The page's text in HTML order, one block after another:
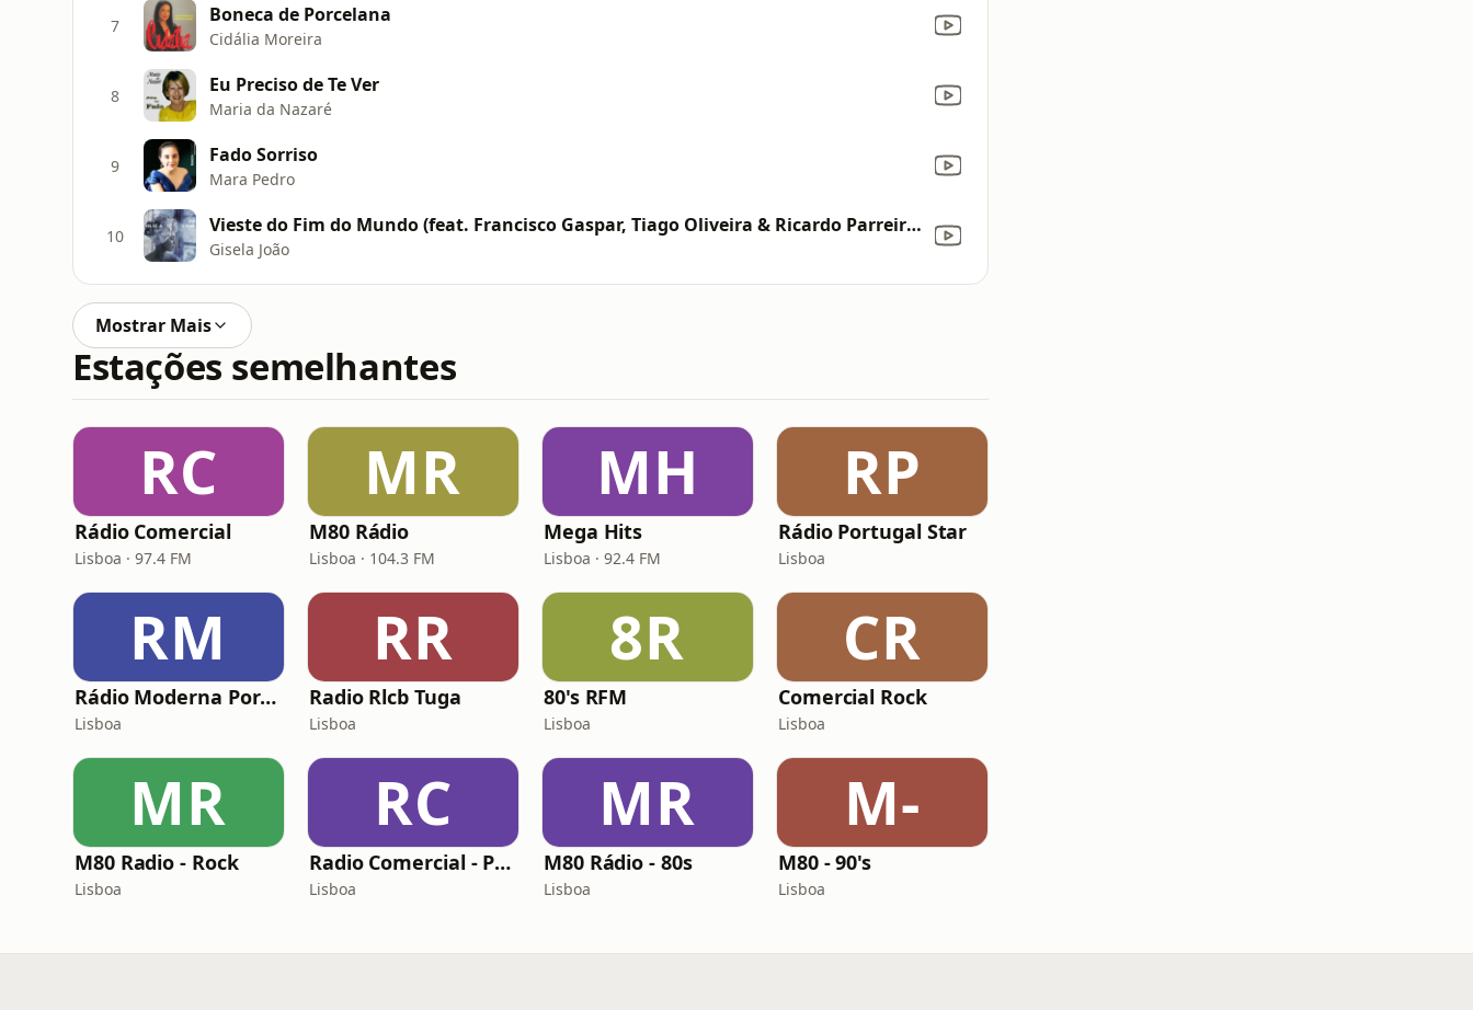
7 Boneca de Porcelana
Cidália Moreira
8 Eu Preciso de Te Ver
Maria da Nazaré
9 Fado Sorriso
Mara Pedro
10 Vieste do Fim do Mundo (feat. Francisco Gaspar, Tiago Oliveira & Ricardo Parreira)
Gisela João
Mostrar Mais
Estações semelhantes
RC
Rádio Comercial
Lisboa · 97.4 FM
MR
M80 Rádio
Lisboa · 104.3 FM
MH
Mega Hits
Lisboa · 92.4 FM
RP
Rádio Portugal Star
Lisboa
RM
Rádio Moderna Portugal
Lisboa
RR
Radio Rlcb Tuga
Lisboa
8R
80's RFM
Lisboa
CR
Comercial Rock
Lisboa
MR
M80 Radio - Rock
Lisboa
RC
Radio Comercial - Portugal
Lisboa
MR
M80 Rádio - 80s
Lisboa
M-
M80 - 90's
Lisboa